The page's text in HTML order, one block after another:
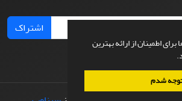
اطمینان از ارائه بهترین
شدم
اشتراک